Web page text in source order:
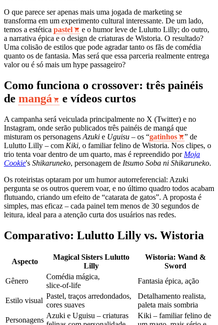
O que parece ser apenas mais uma jogada de marketing se
transforma em um experimento cultural interessante. De um lado,
temos a estética pastel
e o humor leve de Lulutto Lilly; do outro,
a narrativa épica e o design de criaturas de Wistoria. O resultado?
Uma colisão de estilos que pode agradar tanto os fãs de comédia
quanto os de fantasia. Mas será que essa parceria realmente entrega
valor ou é só mais um hype passageiro?
Como funciona o crossover: três painéis
de mangá e vídeos curtos
A campanha será veiculada principalmente no X (Twitter) e no
Instagram, onde serão publicados três painéis de mangá que
misturam os personagens Azuki e Uguisu – os “gatinhos
” de
Lulutto Lilly – com Kiki, o familiar felino de Wistoria. Nos clipes, o
trio tenta voar dentro de um quarto, mas é repreendido por Moja
Cookie's Shikaruneko, personagem de Itsumo Soba ni Shikaruneko.
Os roteiristas optaram por um humor autorreferencial: Azuki
pergunta se os outros querem voar, e no último quadro todos acabam
flutuando, criando um efeito de “catarata de gatos”. A proposta é
simples, mas eficaz – cada painel tem menos de 30 segundos de
leitura, ideal para a atenção curta dos usuários nas redes.
Comparativo: Lulutto Lilly vs. Wistoria
Aspecto
Magical Sisters Lulutto
Lilly
Wistoria: Wand &
Sword
Gênero
Comédia mágica,
slice‑of‑life
Fantasia épica, ação
Estilo visual
Pastel, traços arredondados,
cores suaves
Detalhamento realista,
paleta mais sombria
Personagens
Azuki e Uguisu – criaturas
Kiki – familiar felino de